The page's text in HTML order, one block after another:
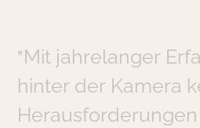
"Mit jahrelanger Erfa
hinter der Kamera k
Herausforderungen